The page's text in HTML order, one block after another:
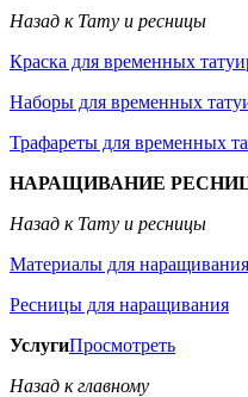
Назад к Тату и ресницы
Краска для временных
Наборы для временных
Трафареты для временных
НАРАЩИВАНИЕ
Назад к Тату и ресницы
Материалы для
Ресницы для наращивания
УслугиПросмотреть
Назад к главному